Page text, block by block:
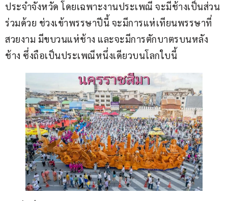
ประจำจังหวัด โดยเฉพาะงานประเพณี จะมีช้างเป็นส่วน
ร่วมด้วย ช่วงเข้าพรรษาปีนี้ จะมีการแห่เทียนพรรษาที่
สวยงาม มีขบวนแห่ช้าง และจะมีการตักบาตรบนหลัง
ช้าง ซึ่งถือเป็นประเพณีหนึ่งเดียวบนโลกใบนี้